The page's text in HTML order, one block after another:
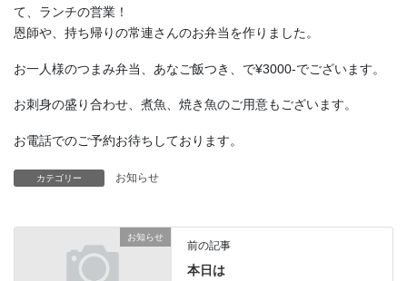
て、ランチの営業！
恩師や、持ち帰りの常連さんのお弁当を作りました。
お一人様のつまみ弁当、あなご飯つき、で¥3000-でございます。
お刺身の盛り合わせ、煮魚、焼き魚のご用意もございます。
お電話でのご予約お待ちしております。
カテゴリー お知らせ
お知らせ
前の記事
本日は